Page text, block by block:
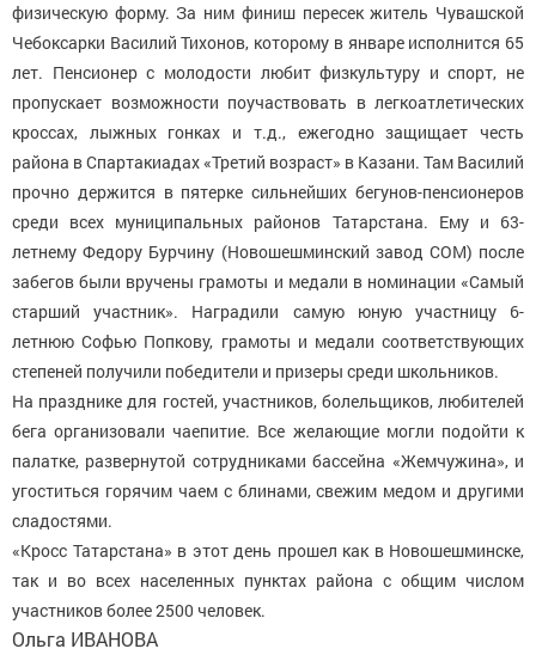
физическую форму. За ним финиш пересек житель Чувашской
Чебоксарки Василий Тихонов, которому в январе исполнится 65
лет. Пенсионер с молодости любит физкультуру и спорт, не
пропускает возможности поучаствовать в легкоатлетических
кроссах, лыжных гонках и т.д., ежегодно защищает честь
района в Спартакиадах «Третий возраст» в Казани. Там Василий
прочно держится в пятерке сильнейших бегунов-пенсионеров
среди всех муниципальных районов Татарстана. Ему и 63-
летнему Федору Бурчину (Новошешминский завод СОМ) после
забегов были вручены грамоты и медали в номинации «Самый
старший участник». Наградили самую юную участницу 6-
летнюю Софью Попкову, грамоты и медали соответствующих
степеней получили победители и призеры среди школьников.
На празднике для гостей, участников, болельщиков, любителей
бега организовали чаепитие. Все желающие могли подойти к
палатке, развернутой сотрудниками бассейна «Жемчужина», и
угоститься горячим чаем с блинами, свежим медом и другими
сладостями.
«Кросс Татарстана» в этот день прошел как в Новошешминске,
так и во всех населенных пунктах района с общим числом
участников более 2500 человек.
Ольга ИВАНОВА